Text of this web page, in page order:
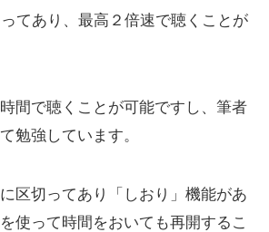
てあり、最高２倍速で聴くことが
間で聴くことが可能ですし、筆者
勉強しています。
区切ってあり「しおり」機能があ
使って時間をおいても再開するこ